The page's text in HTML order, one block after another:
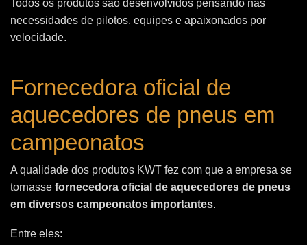
Todos os produtos são desenvolvidos pensando nas
necessidades de pilotos, equipes e apaixonados por
velocidade.
Fornecedora oficial de
aquecedores de pneus em
campeonatos
A qualidade dos produtos KWT fez com que a empresa se
tornasse fornecedora oficial de aquecedores de pneus
em diversos campeonatos importantes.
Entre eles: